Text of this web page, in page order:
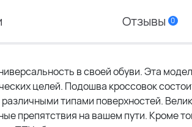
Отзывы 0
в своей обуви. Эта
целей. Подошва кроссовок
типами поверхностей.
препятствия на вашем пути. Кроме